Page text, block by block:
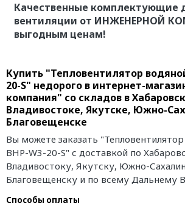
Качественные комплектующие
вентиляции от ИНЖЕНЕРНОЙ
выгодным ценам!
Купить "Тепловентилятор
20-S" недорого в интернет-
компания" со складов в
Владивостоке, Якутске, Южно-
Благовещенске
Вы можете заказать
BHP-W3-20-S" с доставкой по
Владивостоку, Якутску, Южно-
Благовещенску и по всему Дальнему
Способы оплаты